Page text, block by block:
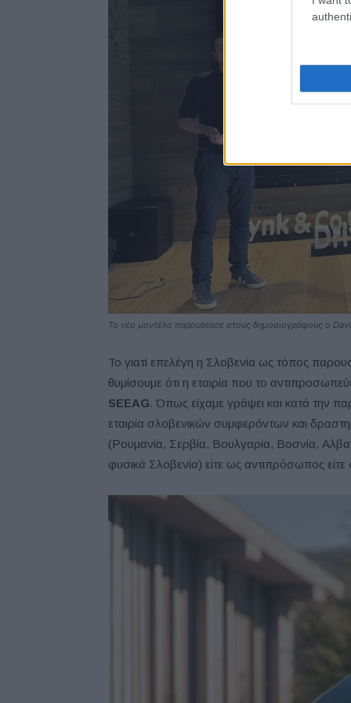
Το νέο μοντέλο παρουσίασε στους δημοσιογράφους ο
Το γιατί επελέγη η Σλοβενία ως τόπος
θυμίσουμε ότι η εταιρία που το
SEEAG. Όπως είχαμε γράψει και κατά την
εταιρία σλοβενικών συμφερόντων και
(Ρουμανία, Σερβία, Βουλγαρία, Βοσνία,
φυσικά Σλοβενία) είτε ως αντιπρόσωπος